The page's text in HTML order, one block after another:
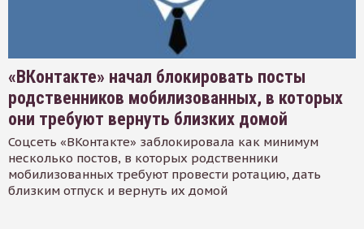
«ВКонтакте» начал блокировать посты
родственников мобилизованных, в которых
они требуют вернуть близких домой
Соцсеть «ВКонтакте» заблокировала как минимум
несколько постов, в которых родственники
мобилизованных требуют провести ротацию, дать
близким отпуск и вернуть их домой